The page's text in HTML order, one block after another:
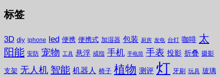
标签
3D diy iphone led 便携 便携式 加湿器 包装 厨房 发电 台灯 咖啡 太
阳能 安防 宠物 工具 悬浮 戒指 手机 手电筒 手表 投影 折叠 摄影
支架 无人机 智能 机器人 椅子 植物 测评 灯 牙刷 玩具 玻璃